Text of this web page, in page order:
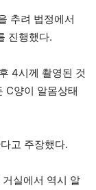
추려 법정에서
진행했다.
4시께 촬영된 것
C양이 알몸상태
고 주장했다.
실에서 역시 알